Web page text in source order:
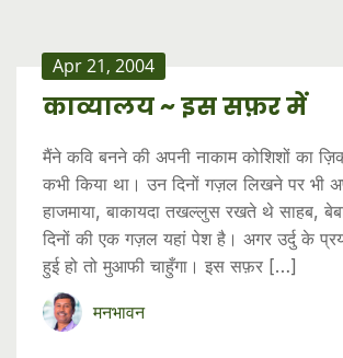
Apr 21, 2004
काव्यालय ~ इस सफ़र में
मैंने कवि बनने की अपनी नाकाम कोशिशों का
कभी किया था। उन दिनों गज़ल लिखने पर भी
हाजमाया, बाकायदा तखल्लुस रखते थे साहब,
दिनों की एक गज़ल यहां पेश है। अगर उर्दु के
हुई हो तो मुआफी चाहुँगा। इस सफ़र […]
मनभावन